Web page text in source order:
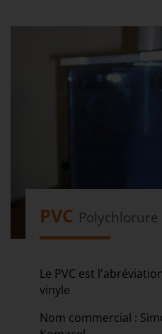
PVC
Le PVC est
vinyle
Nom commercial :